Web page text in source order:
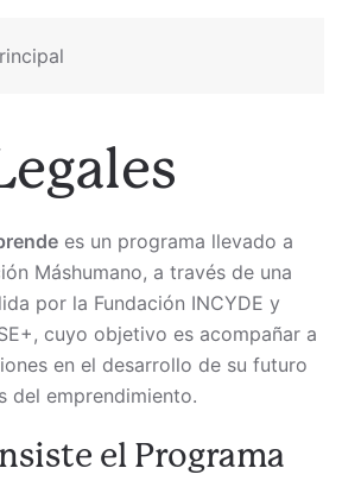
es un programa llevado a
Máshumano, a través de una
por la Fundación INCYDE y
cuyo objetivo es acompañar a
en el desarrollo de su futuro
del emprendimiento.
el Programa